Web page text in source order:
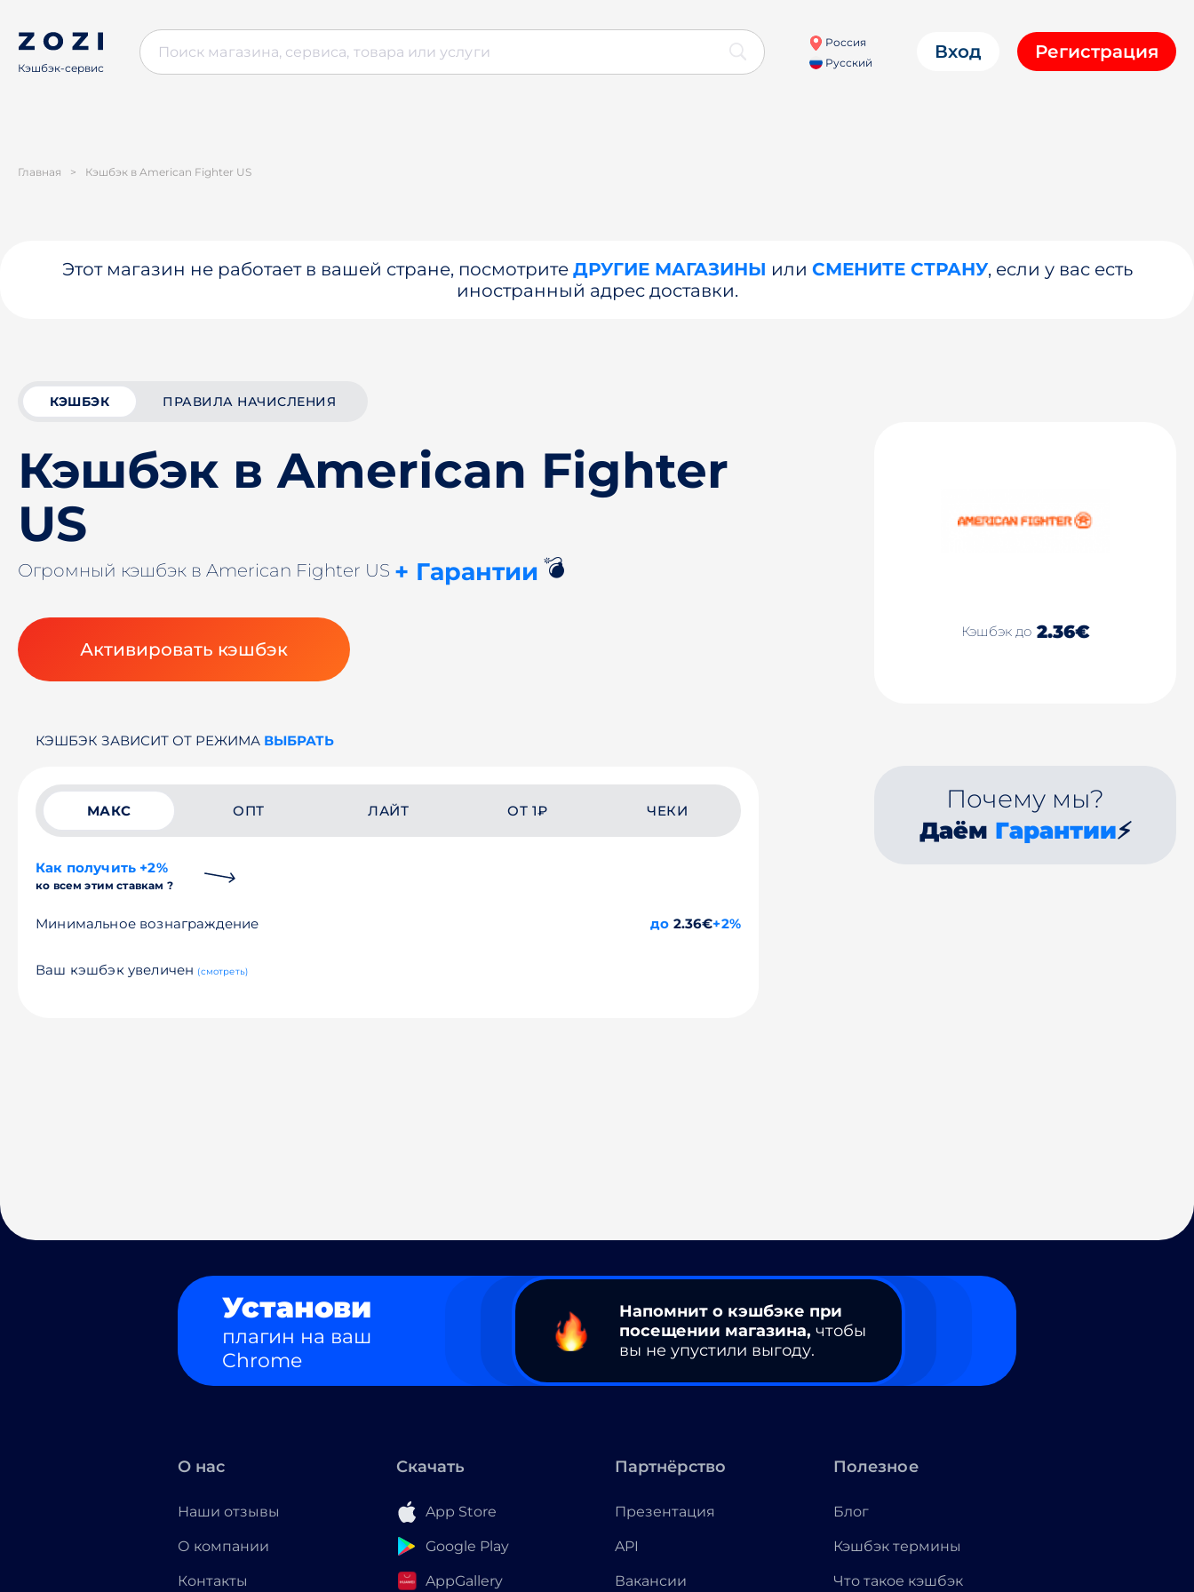
Кэшбэк-сервис
Россия
Русский
Вход Регистрация
Главная > Кэшбэк в American Fighter US
Этот магазин не работает в вашей стране, посмотрите ДРУГИЕ МАГАЗИНЫ или СМЕНИТЕ СТРАНУ, если у вас есть
иностранный адрес доставки.
КЭШБЭК ПРАВИЛА НАЧИСЛЕНИЯ
Кэшбэк в American Fighter
US
Огромный кэшбэк в American Fighter US + Гарантии 💣
Активировать кэшбэк
Кэшбэк до 2.36€
КЭШБЭК ЗАВИСИТ ОТ РЕЖИМА ВЫБРАТЬ
МАКС ОПТ ЛАЙТ ОТ 1₽ ЧЕКИ
Как получить +2%
ко всем этим ставкам ?
Минимальное вознаграждение до 2.36€+2%
Ваш кэшбэк увеличен (смотреть)
Почему мы?
Даём Гарантии⚡
Установи
плагин на ваш
Chrome
Напомнит о кэшбэке при
посещении магазина, чтобы
вы не упустили выгоду.
О нас
Наши отзывы
О компании
Контакты
Скачать
App Store
Google Play
AppGallery
Партнёрство
Презентация
API
Вакансии
Полезное
Блог
Кэшбэк термины
Что такое кэшбэк